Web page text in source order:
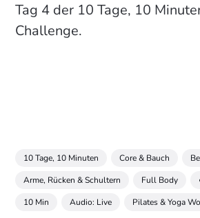
Tag 4 der 10 Tage, 10
Challenge.
10 Tage, 10 Minuten Core & Bauch
Arme, Rücken & Schultern
Full Body
10 Min
Audio: Live Pilates & Yoga